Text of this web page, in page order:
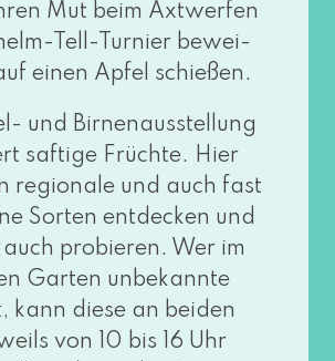
Mut beim Axtwerfen
Tell-Turnier bewei­
einen Apfel schießen.
und Birnenausstellung
saf­ti­ge Früchte. Hier
regio­na­le und auch fast
Sorten ent­de­cken und
pro­bie­ren. Wer im
Garten unbe­kann­te
kann die­se an bei­den
von 10 bis 16 Uhr